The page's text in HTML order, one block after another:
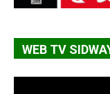
WEB TV